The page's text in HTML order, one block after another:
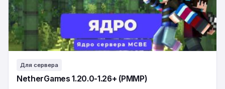
Для сервера
NetherGames 1.20.0-1.26+ (PMMP)